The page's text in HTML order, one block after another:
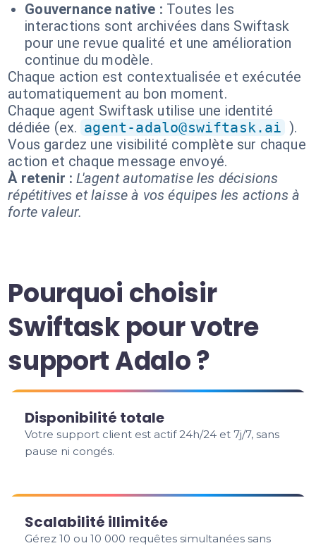
Gouvernance native : Toutes les
interactions sont archivées dans Swiftask
pour une revue qualité et une amélioration
continue du modèle.
Chaque action est contextualisée et exécutée
automatiquement au bon moment.
Chaque agent Swiftask utilise une identité
dédiée (ex. agent-adalo@swiftask.ai ).
Vous gardez une visibilité complète sur chaque
action et chaque message envoyé.
À retenir : L'agent automatise les décisions
répétitives et laisse à vos équipes les actions à
forte valeur.
Pourquoi choisir
Swiftask pour votre
support Adalo ?
Disponibilité totale
Votre support client est actif 24h/24 et 7j/7, sans
pause ni congés.
Scalabilité illimitée
Gérez 10 ou 10 000 requêtes simultanées sans